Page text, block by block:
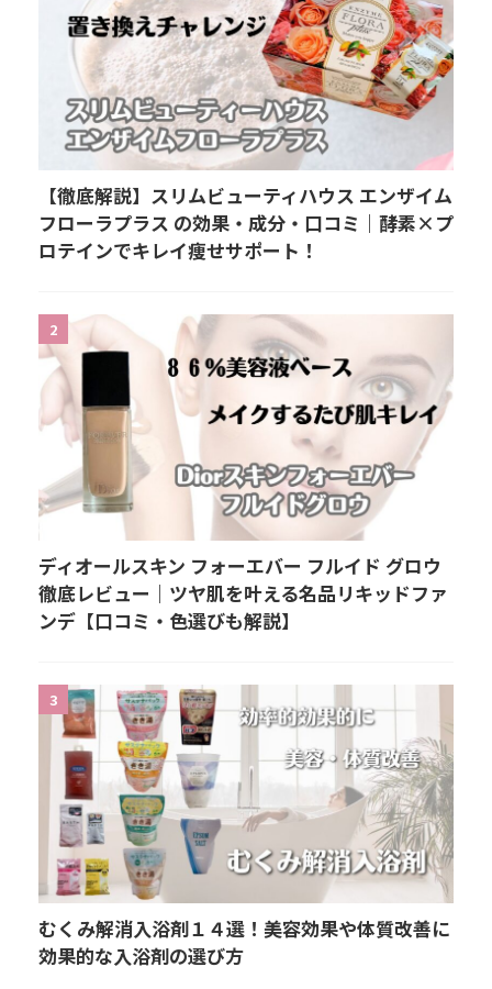
【徹底解説】スリムビューティハウス エンザイム
フローラプラス の効果・成分・口コミ｜酵素×プ
ロテインでキレイ痩せサポート！
2
ディオールスキン フォーエバー フルイド グロウ
徹底レビュー｜ツヤ肌を叶える名品リキッドファ
ンデ【口コミ・色選びも解説】
3
むくみ解消入浴剤１４選！美容効果や体質改善に
効果的な入浴剤の選び方